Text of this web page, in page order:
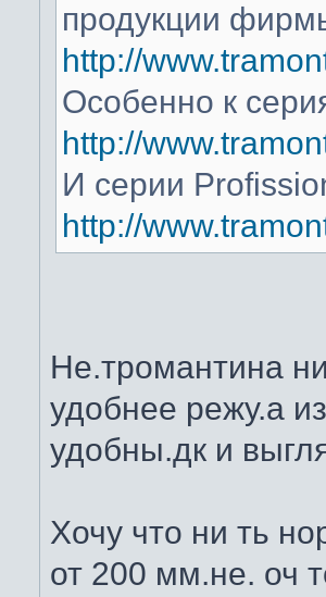
продукции
http://
Особенно к
http://
И серии
http://
Не.тромантина
удобнее режу.а
удобны.дк и
Хочу что ни ть
от 200 мм.не. оч